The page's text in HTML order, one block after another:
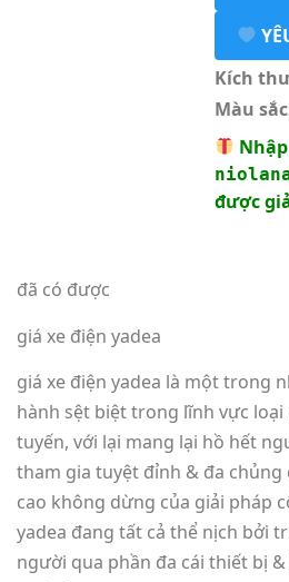
Kích
Màu
được
đã có được
giá xe điện yadea
giá xe điện yadea là một trong
hành sệt biệt trong lĩnh vực
tuyến, với lại mang lại hồ hết
tham gia tuyệt đỉnh & đa chủng
cao không dừng của giải pháp
yadea đang tất cả thể nịch bởi
người qua phần đa cái thiết bị